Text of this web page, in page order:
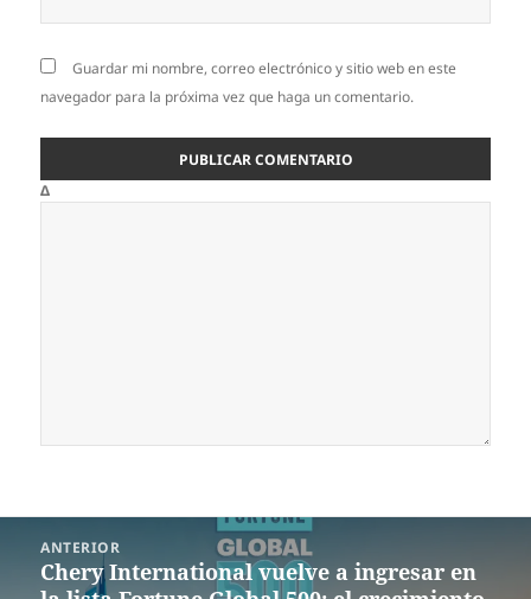
Guardar mi nombre, correo electrónico y sitio web en este
navegador para la próxima vez que haga un comentario.
Δ
entradas
ANTERIOR
Entrada
Chery International vuelve a ingresar en